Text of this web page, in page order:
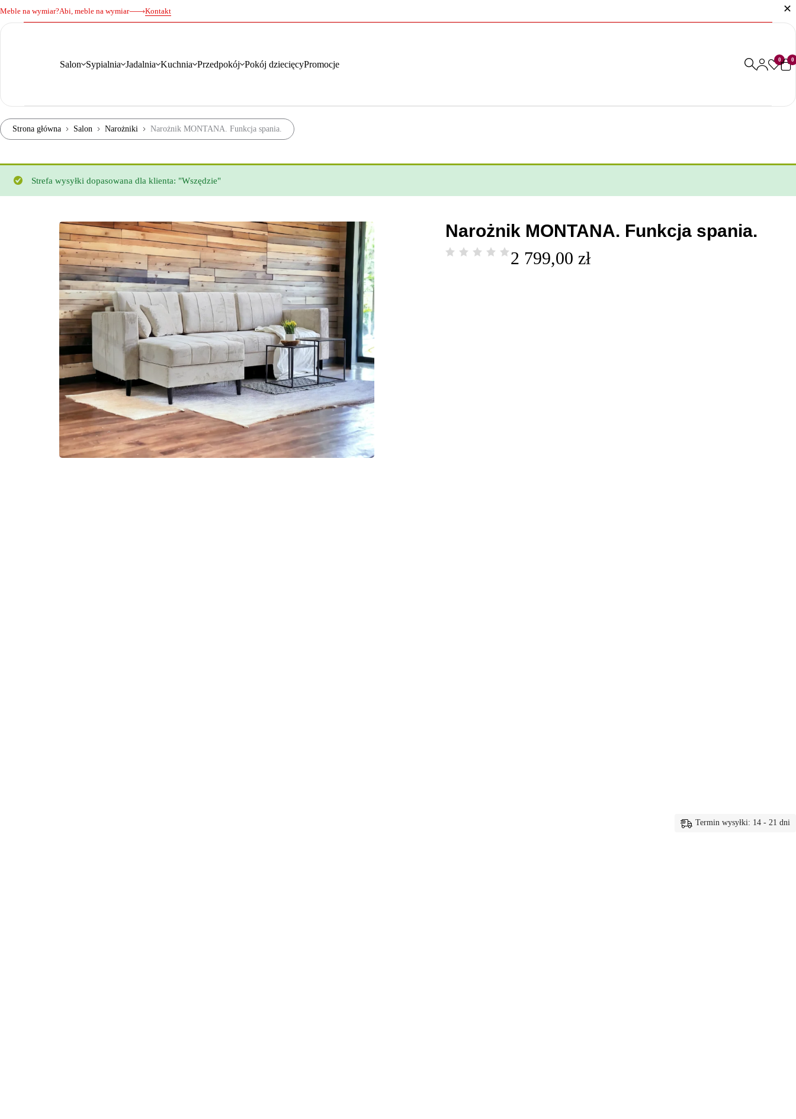
Meble na wymiar?Abi, meble na wymiar Kontakt
Salon Sypialnia Jadalnia Kuchnia Przedpokój Pokój dziecięcyPromocje 0 0
Strona główna Salon Narożniki Narożnik MONTANA. Funkcja spania.
Strefa wysyłki dopasowana dla klienta: "Wszędzie"
Narożnik MONTANA. Funkcja spania.
2 799,00 zł
Termin wysyłki: 14 - 21 dni